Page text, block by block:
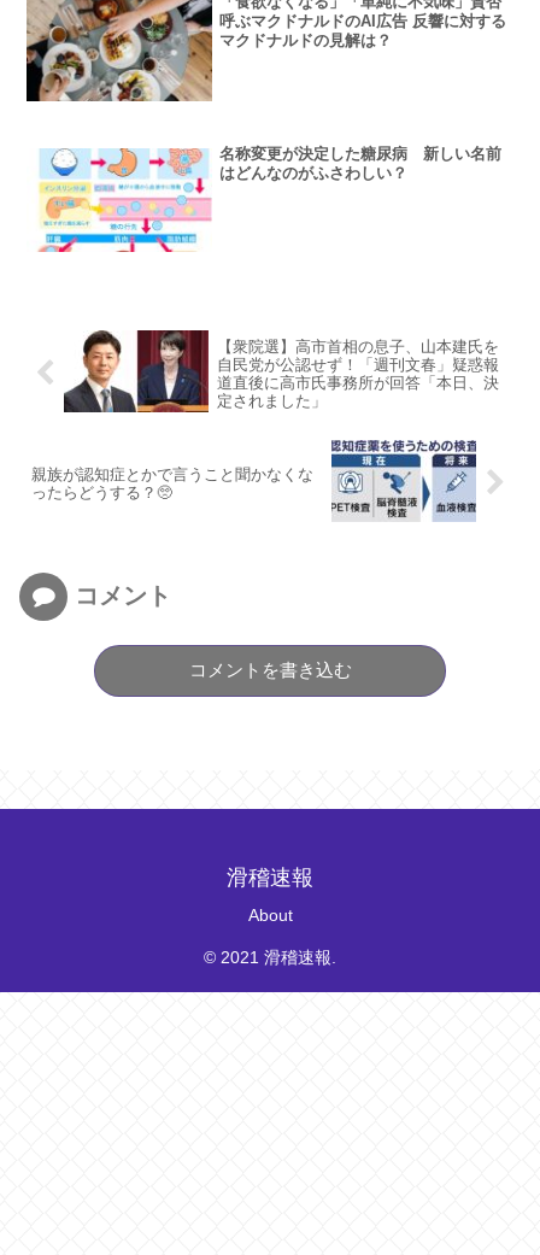
呼ぶマクドナルドのAI広告 反響に対する
マクドナルドの見解は？
名称変更が決定した糖尿病 新しい名前
はどんなのがふさわしい？
【衆院選】高市首相の息子、山本建氏を
自民党が公認せず！「週刊文春」疑惑報
道直後に高市氏事務所が回答「本日、決
定されました」
親族が認知症とかで言うこと聞かなくな
ったらどうする？🥺
コメント
コメントを書き込む
滑稽速報
About
© 2021 滑稽速報.